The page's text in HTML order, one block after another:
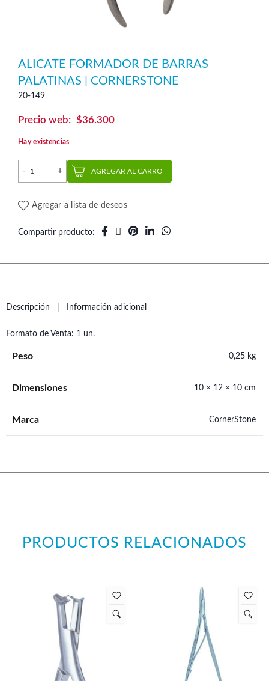
ALICATE FORMADOR DE BARRAS
PALATINAS | CORNERSTONE
20-149
$36.300
Hay existencias
Alicate Formador de Barras Palatinas | CornerStone cantidad
AGREGAR AL CARRO
Agregar a lista de deseos
Compartir producto
Descripción Información adicional
Formato de Venta: 1 un.
Peso 0,25 kg
Dimensiones 10 × 12 × 10 cm
Marca CornerStone
PRODUCTOS RELACIONADOS